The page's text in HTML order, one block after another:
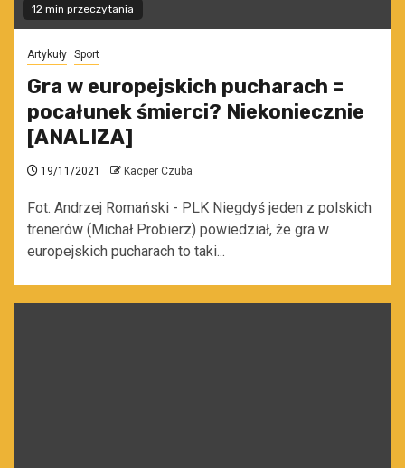
12 min przeczytania
Artykuły Sport
Gra w europejskich pucharach =
pocałunek śmierci? Niekoniecznie
[ANALIZA]
19/11/2021 Kacper Czuba
Fot. Andrzej Romański - PLK Niegdyś jeden z polskich
trenerów (Michał Probierz) powiedział, że gra w
europejskich pucharach to taki...